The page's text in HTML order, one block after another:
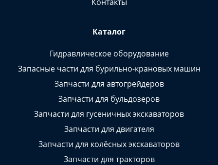
Каталог
Гидравлическое оборудование
Запасные части для бурильно-крановых машин
Запчасти для автогрейдеров
Запчасти для бульдозеров
Запчасти для гусеничных экскаваторов
Запчасти для двигателя
Запчасти для колёсных экскаваторов
Запчасти для тракторов